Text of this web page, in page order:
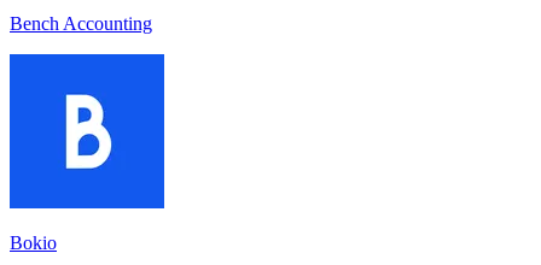
Bench Accounting
Bokio